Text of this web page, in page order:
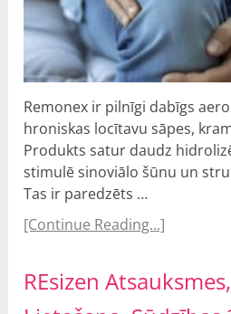
Remonex ir pilnīgi dabīgs
hroniskas locītavu sāpes,
Produkts satur daudz
stimulē sinoviālo šūnu un
Tas ir paredzēts …
[Continue Reading...]
REsizen